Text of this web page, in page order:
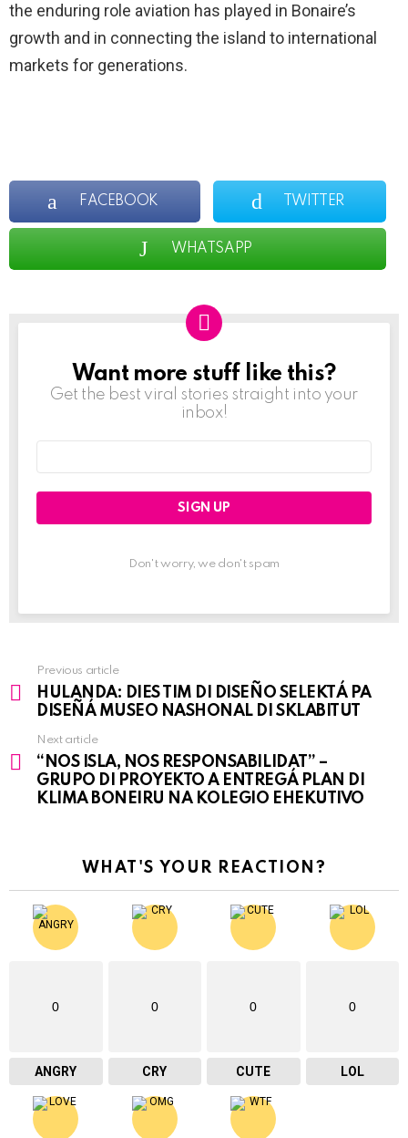
the enduring role aviation has played in Bonaire’s
growth and in connecting the island to international
markets for generations.
FACEBOOK TWITTER
WHATSAPP
NEWSLETTER
Want more stuff like this?
Get the best viral stories straight into your
inbox!
Don't worry, we don't spam
See
more
Previous article
HULANDA: DIES TIM DI DISEÑO SELEKTÁ PA
DISEÑÁ MUSEO NASHONAL DI SKLABITUT
Next article
“NOS ISLA, NOS RESPONSABILIDAT” –
GRUPO DI PROYEKTO A ENTREGÁ PLAN DI
KLIMA BONEIRU NA KOLEGIO EHEKUTIVO
WHAT'S YOUR REACTION?
0
ANGRY
0
CRY
0
CUTE
0
LOL